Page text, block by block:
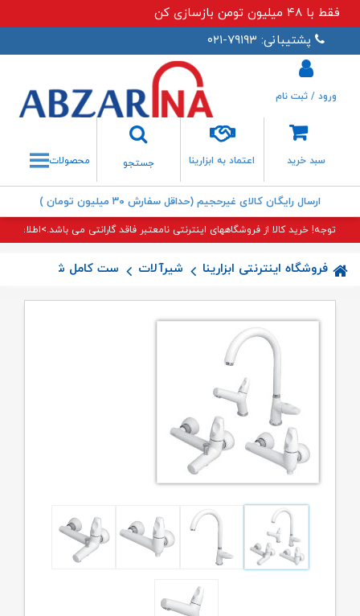
فقط با ۴۸ میلیون تومن بازسازی کن
پشتیبانی: ۷۹۱۹۳-۰۲۱
سبد خرید اعتماد به ابزارینا
جستجو
جستجو
ورود / ثبت نام
محصولات
ارسال رایگان کالای غیرحجیم (حداقل سفارش ۳۰ میلیون تومان )
توجه! خرید کالا از فروشگاههای اینترنتی نامعتبر فاقد گارانتی می باشد.>اطلاعات
فروشگاه اینترنتی ابزارینا شیرآلات ست کامل شیرآلات